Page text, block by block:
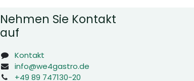
Nehmen Sie Kontakt
auf
Kontakt
info@we4gastro.de
+49 89 747130-20